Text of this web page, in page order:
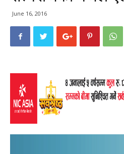
June 16, 2016